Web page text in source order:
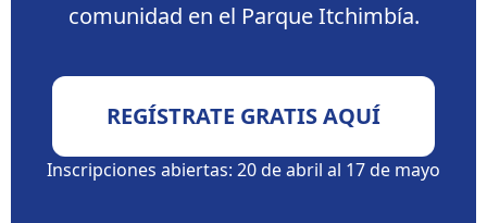
comunidad en el Parque Itchimbía.
REGÍSTRATE GRATIS AQUÍ
Inscripciones abiertas: 20 de abril al 17 de mayo